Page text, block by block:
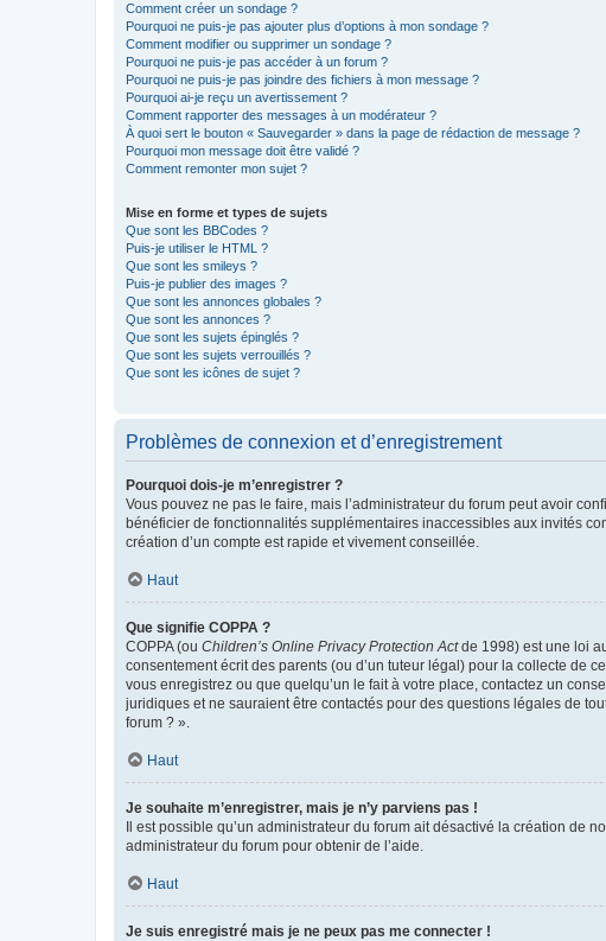
Comment créer un sondage ?
Pourquoi ne puis-je pas ajouter plus d’options à mon sondage ?
Comment modifier ou supprimer un sondage ?
Pourquoi ne puis-je pas accéder à un forum ?
Pourquoi ne puis-je pas joindre des fichiers à mon message ?
Pourquoi ai-je reçu un avertissement ?
Comment rapporter des messages à un modérateur ?
À quoi sert le bouton « Sauvegarder » dans la page de rédaction de message ?
Pourquoi mon message doit être validé ?
Comment remonter mon sujet ?
Mise en forme et types de sujets
Que sont les BBCodes ?
Puis-je utiliser le HTML ?
Que sont les smileys ?
Puis-je publier des images ?
Que sont les annonces globales ?
Que sont les annonces ?
Que sont les sujets épinglés ?
Que sont les sujets verrouillés ?
Que sont les icônes de sujet ?
Problèmes de connexion et d’enregistrement
Pourquoi dois-je m’enregistrer ?
Vous pouvez ne pas le faire, mais l’administrateur du forum peut avoir
bénéficier de fonctionnalités supplémentaires inaccessibles aux invités
création d’un compte est rapide et vivement conseillée.
Haut
Que signifie COPPA ?
COPPA (ou Children’s Online Privacy Protection Actde 1998) est une loi
consentement écrit des parents (ou d’un tuteur légal) pour la collecte de
vous enregistrez ou que quelqu’un le fait à votre place, contactez un
juridiques et ne sauraient être contactés pour des questions légales de
forum ? ».
Haut
Je souhaite m’enregistrer, mais je n’y parviens pas !
Il est possible qu’un administrateur du forum ait désactivé la création de
administrateur du forum pour obtenir de l’aide.
Haut
Je suis enregistré mais je ne peux pas me connecter !